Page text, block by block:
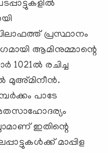
ഖിലാഫത്ത് പ്രസ്ഥാനം
ആമിനുമ്മാന്റെ
1021ല്‍ രചിച്ച
മുഅ്മിനീന്‍.
പാടേ
ഇതിന്റെ
മാപ്പിള